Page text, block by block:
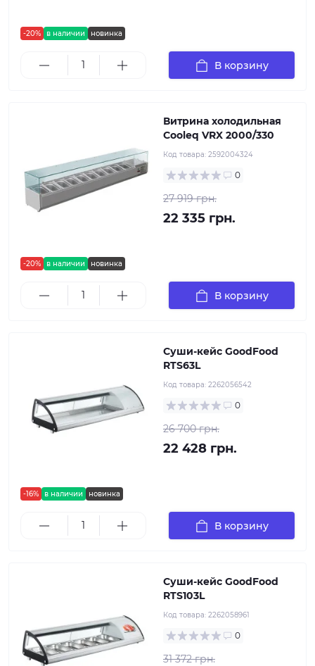
-20% в наличии новинка
В корзину
-20% в наличии новинка
Витрина холодильная
Cooleq VRX 2000/330
Код товара: 2592004324
0
27 919 грн.
22 335 грн.
В корзину
-16% в наличии новинка
Суши-кейс GoodFood
RTS63L
Код товара: 2262056542
0
26 700 грн.
22 428 грн.
В корзину
Суши-кейс GoodFood
RTS103L
Код товара: 2262058961
0
31 372 грн.